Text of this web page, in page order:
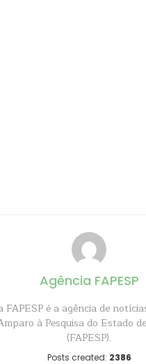
Agência FAPESP
FAPESP é a agência de
à Pesquisa do Estado
(FAPESP).
Posts created: 2386